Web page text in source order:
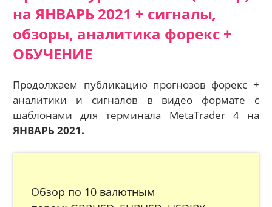
на ЯНВАРЬ 2021 + сигналы,
обзоры, аналитика форекс +
ОБУЧЕНИЕ
Продолжаем публикацию прогнозов форекс +
аналитики и сигналов в видео формате с
шаблонами для терминала MetaTrader 4 на
ЯНВАРЬ 2021.
Обзор по 10 валютным